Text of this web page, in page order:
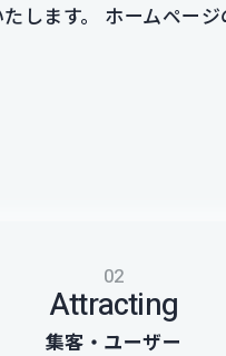
します。 ホームペー
02
Attracting
集客・ユーザー